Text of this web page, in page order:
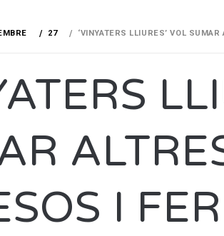
27 ‘VINYATERS LLIURES’ VOL
I